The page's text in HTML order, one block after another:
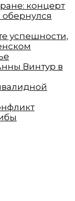
концерт
успешности,
Винтур в